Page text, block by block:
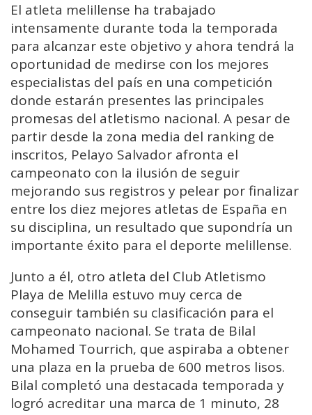
El atleta melillense ha trabajado
intensamente durante toda la temporada
para alcanzar este objetivo y ahora tendrá la
oportunidad de medirse con los mejores
especialistas del país en una competición
donde estarán presentes las principales
promesas del atletismo nacional. A pesar de
partir desde la zona media del ranking de
inscritos, Pelayo Salvador afronta el
campeonato con la ilusión de seguir
mejorando sus registros y pelear por finalizar
entre los diez mejores atletas de España en
su disciplina, un resultado que supondría un
importante éxito para el deporte melillense.
Junto a él, otro atleta del Club Atletismo
Playa de Melilla estuvo muy cerca de
conseguir también su clasificación para el
campeonato nacional. Se trata de Bilal
Mohamed Tourrich, que aspiraba a obtener
una plaza en la prueba de 600 metros lisos.
Bilal completó una destacada temporada y
logró acreditar una marca de 1 minuto, 28